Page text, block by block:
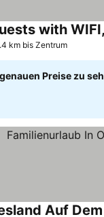
with
km bis Zentrum
Preise zu
Auf